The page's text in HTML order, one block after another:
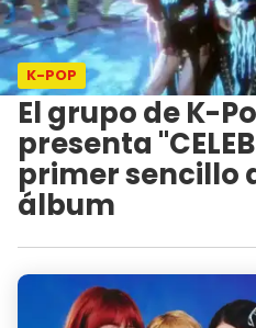
K-POP
El grupo de K-
presenta
primer sencillo
álbum